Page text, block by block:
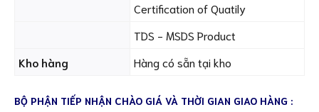
Certification of Quatily
TDS - MSDS Product
Kho hàng
Hàng có sẵn tại kho
BỘ PHẬN TIẾP NHẬN CHÀO GIÁ VÀ THỜI GIAN GIAO HÀNG :